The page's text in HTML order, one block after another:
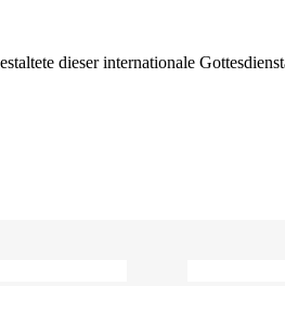
dieser internationale